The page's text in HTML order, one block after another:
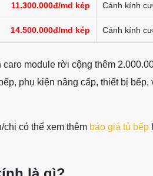
11.300.000đ/md kép Cánh kính
14.500.000đ/md kép Cánh kính
module rời cộng thêm
phụ kiện nâng cấp, thiết bị
có thể xem thêm báo giá tủ bếp